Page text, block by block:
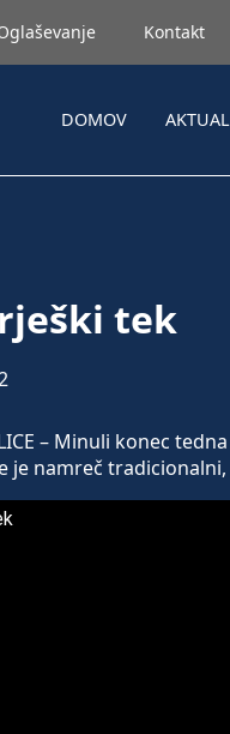
Kontakt
DOMOV
tek
– Minuli konec
je namreč